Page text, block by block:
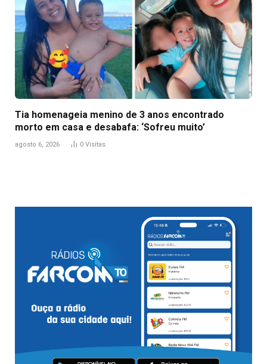
Tia homenageia menino de 3 anos encontrado
morto em casa e desabafa: ‘Sofreu muito’
agosto 6, 2026 0 Visitas